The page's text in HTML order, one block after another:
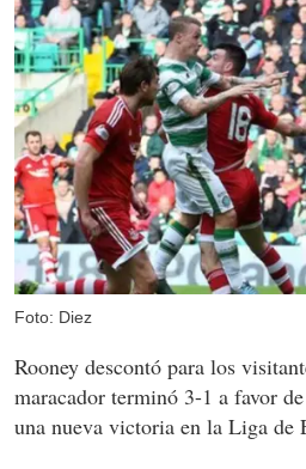
Foto: Diez
Rooney descontó para los
maracador terminó 3-1 a favor
una nueva victoria en la Liga de